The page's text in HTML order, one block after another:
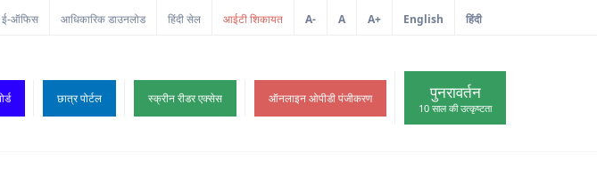
ई-ऑफिस आधिकारिक डाउनलोड हिंदी सेल आईटी शिकायत A- A A+ English हिंदी
छात्र पोर्टल स्क्रीन रीडर एक्सेस ऑनलाइन ओपीडी पंजीकरण पुनरावर्तन
10 साल की उत्कृष्टता